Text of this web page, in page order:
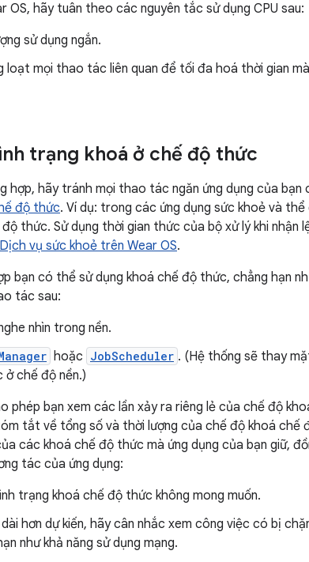
OS, hãy tuân theo các nguyên tắc sử dụng CPU sau:
sử dụng ngắn.
loạt mọi thao tác liên quan để tối đa hoá thời gian
trạng khoá ở chế độ thức
hợp, hãy tránh mọi thao tác ngăn ứng dụng của bạn
độ thức. Ví dụ: trong các ứng dụng sức khoẻ và
thức. Sử dụng thời gian thức của bộ xử lý khi nhận
Dịch vụ sức khoẻ trên Wear OS.
bạn có thể sử dụng khoá chế độ thức, chẳng hạn
tác sau:
nhìn trong nền.
hoặc JobScheduler . (Hệ thống sẽ thay
ở chế độ nền.)
phép bạn xem các lần xảy ra riêng lẻ của chế độ
tắt về tổng số và thời lượng của chế độ khoá chế
các khoá chế độ thức mà ứng dụng của bạn giữ,
tác của ứng dụng:
trạng khoá chế độ thức không mong muốn.
hơn dự kiến, hãy cân nhắc xem công việc có bị
như khả năng sử dụng mạng.